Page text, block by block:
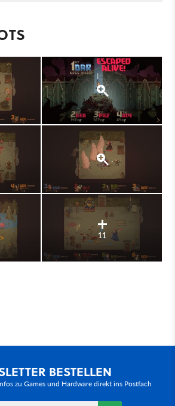
11
BESTELLEN
zu Games und Hardware direkt ins Postfach